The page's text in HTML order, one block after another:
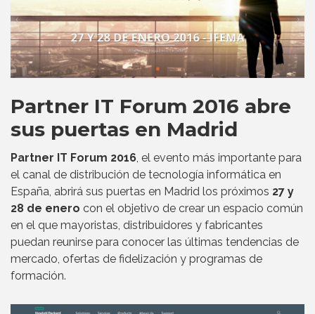
Partner IT Forum 2016 abre
sus puertas en Madrid
Partner IT Forum 2016, el evento más importante para
el canal de distribución de tecnología informática en
España, abrirá sus puertas en Madrid los próximos 27 y
28 de enero con el objetivo de crear un espacio común
en el que mayoristas, distribuidores y fabricantes
puedan reunirse para conocer las últimas tendencias de
mercado, ofertas de fidelización y programas de
formación.